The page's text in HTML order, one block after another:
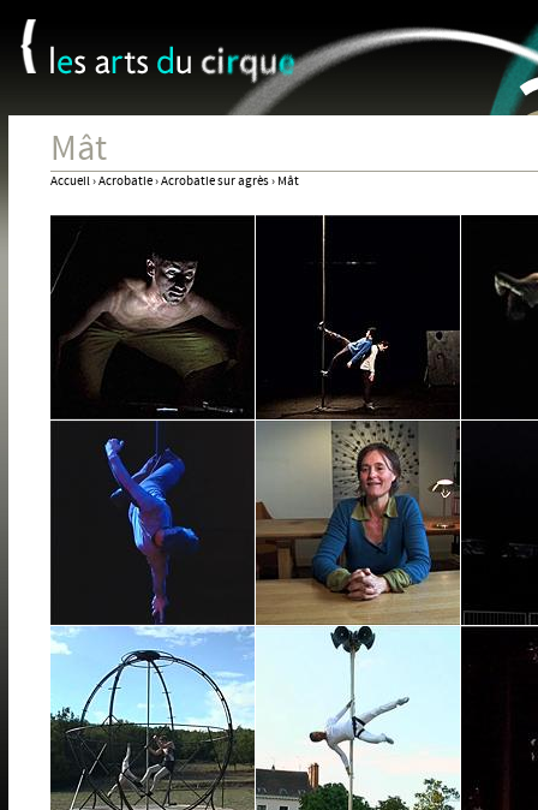
Mât
Vous
êtes
ici
Accueil›Acrobatie›Acrobatie sur agrès› Mât
Panneau de gestion des cookies